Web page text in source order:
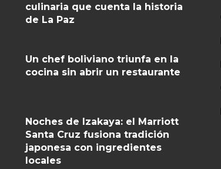
culinaria que cuenta la historia
de La Paz
Un chef boliviano triunfa en la
cocina sin abrir un restaurante
Noches de Izakaya: el Marriott
Santa Cruz fusiona tradición
japonesa con ingredientes
locales